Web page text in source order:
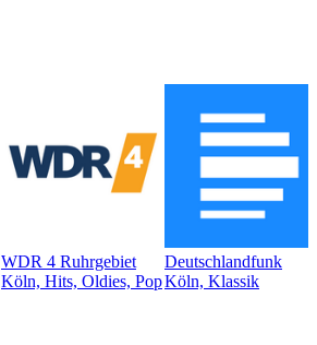
WDR 4 Ruhrgebiet
Köln, Hits, Oldies, Pop
Deutschlandfunk
Köln, Klassik